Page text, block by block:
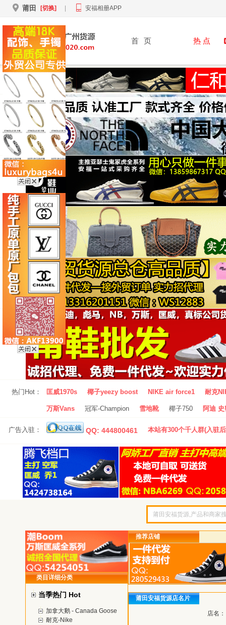
莆田 [切换] 安福相册APP
首 页 热 点
热门Hot： 匡威1970s 椰子yeezy boost NIKE air force1 耐克
万斯Vans 冠军-Champion 雪地靴 椰子750 阿迪
广告入驻： QQ: 444800461 本站有300个千人群(入驻
类目详细分类
当季热门 Hot
加拿大鹅 - Canada Goose
耐克-Nike
推荐店铺
莆田安福货源店名片
店名：